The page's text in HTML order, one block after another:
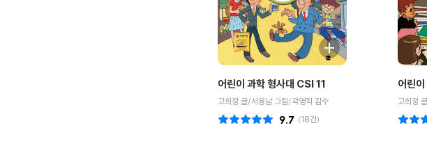
어린이 과학 형사대 CSI 11
고희정 글/서용남 그림/곽영직 감수
(18건)
9.7
어린
고희정